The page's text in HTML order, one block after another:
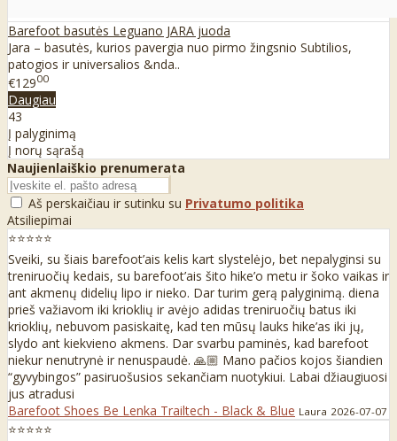
Barefoot basutės Leguano JARA juoda
Jara – basutės, kurios pavergia nuo pirmo žingsnio Subtilios,
patogios ir universalios &nda..
€12900
Daugiau
43
Į palyginimą
Į norų sąrašą
Naujienlaiškio prenumerata
Aš perskaičiau ir sutinku su Privatumo politika
Atsiliepimai
⭐⭐⭐⭐⭐
Sveiki, su šiais barefoot’ais kelis kart slystelėjo, bet nepalyginsi su
treniruočių kedais, su barefoot’ais šito hike’o metu ir šoko vaikas ir
ant akmenų didelių lipo ir nieko. Dar turim gerą palyginimą. diena
prieš važiavom iki krioklių ir avėjo adidas treniruočių batus iki
krioklių, nebuvom pasiskaitę, kad ten mūsų lauks hike’as iki jų,
slydo ant kiekvieno akmens. Dar svarbu paminės, kad barefoot
niekur nenutrynė ir nenuspaudė. 🙏🏼 Mano pačios kojos šiandien
“gyvybingos” pasiruošusios sekančiam nuotykiui. Labai džiaugiuosi
jus atradusi
Barefoot Shoes Be Lenka Trailtech - Black & Blue Laura 2026-07-07
⭐⭐⭐⭐⭐